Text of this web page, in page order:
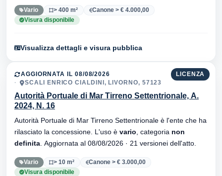
Vario > 400 m²
Canone > € 4.000,00
Visura disponibile
Visualizza dettagli e visura pubblica
LICENZA
AGGIORNATA IL 08/08/2026
SCALI ENRICO CIALDINI, LIVORNO, 57123
Autorità Portuale di Mar Tirreno Settentrionale, A.
2024, N. 16
Autorità Portuale di Mar Tirreno Settentrionale è l'ente che ha
rilasciato la concessione. L'uso è vario , categoria non
definita
. Aggiornata al 08/08/2026 · 21 versionei dell'atto.
Vario > 10 m²
Canone > € 3.000,00
Visura disponibile